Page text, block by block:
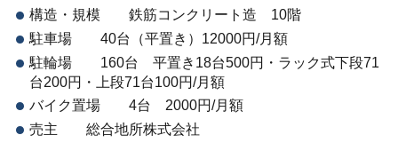
構造・規模 鉄筋コンクリート造 10階
駐車場 40台（平置き）12000円/月額
駐輪場 160台 平置き18台500円・ラック式下段71
台200円・上段71台100円/月額
バイク置場 4台 2000円/月額
売主 総合地所株式会社